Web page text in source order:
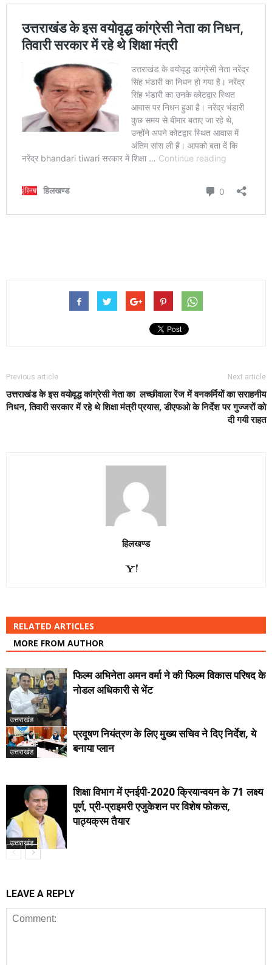
Previous article
उत्तराखंड के इस वयोवृद्ध कांग्रेसी नेता का
निधन, तिवारी सरकार में रहे थे शिक्षा मंत्री
Next article
लच्छीवाला रेंज में वनकर्मियों का सराहनीय
प्रयास, डीएफओ के निर्देश पर गुज्जरों को
दी गयी राहत
हिलखण्ड
RELATED ARTICLES
MORE FROM AUTHOR
उत्तराखंड
फिल्म अभिनेता अमन वर्मा ने की फिल्म विकास परिषद के
नोडल अधिकारी से भेंट
उत्तराखंड
प्रदूषण नियंत्रण के लिए मुख्य सचिव ने दिए निर्देश, ये
बनाया प्लान
उत्तराखंड
शिक्षा विभाग में एनईपी-2020 क्रियान्वयन के 71 लक्ष्य
पूर्ण, प्री-प्राइमरी एजुकेशन पर विशेष फोकस,
पाठ्यक्रम तैयार
LEAVE A REPLY